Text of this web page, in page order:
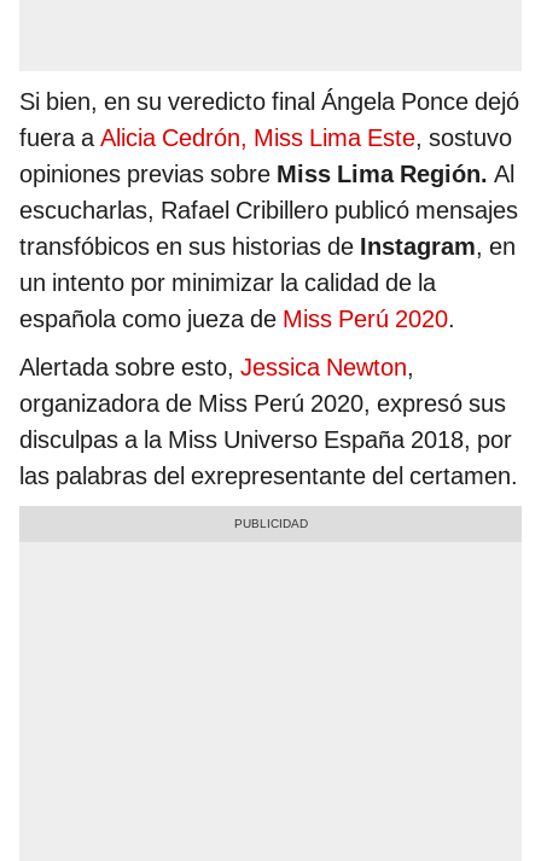
Si bien, en su veredicto final Ángela Ponce dejó
fuera aAlicia Cedrón, Miss Lima Este, sostuvo
opiniones previas sobre Miss Lima Región. Al
escucharlas, Rafael Cribillero publicó mensajes
transfóbicos en sus historias de Instagram, en
un intento por minimizar la calidad de la
española como jueza de Miss Perú 2020.
Alertada sobre esto, Jessica Newton,
organizadora de Miss Perú 2020, expresó sus
disculpas a la Miss Universo España 2018, por
las palabras del exrepresentante del certamen.